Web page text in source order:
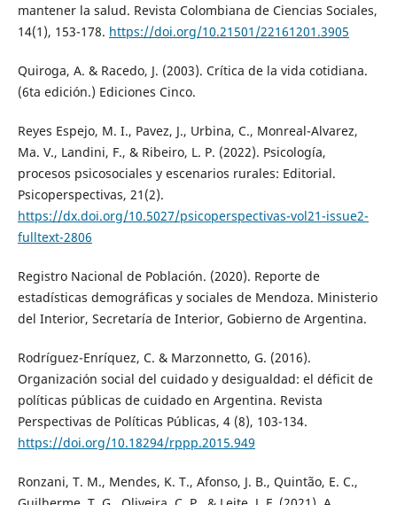
mantener la salud. Revista Colombiana de Ciencias Sociales,
14(1), 153-178. https://doi.org/10.21501/22161201.3905
Quiroga, A. & Racedo, J. (2003). Crítica de la vida cotidiana.
(6ta edición.) Ediciones Cinco.
Reyes Espejo, M. I., Pavez, J., Urbina, C., Monreal-Alvarez,
Ma. V., Landini, F., & Ribeiro, L. P. (2022). Psicología,
procesos psicosociales y escenarios rurales: Editorial.
Psicoperspectivas, 21(2).
https://dx.doi.org/10.5027/psicoperspectivas-vol21-issue2-
fulltext-2806
Registro Nacional de Población. (2020). Reporte de
estadísticas demográficas y sociales de Mendoza. Ministerio
del Interior, Secretaría de Interior, Gobierno de Argentina.
Rodríguez-Enríquez, C. & Marzonnetto, G. (2016).
Organización social del cuidado y desigualdad: el déficit de
políticas públicas de cuidado en Argentina. Revista
Perspectivas de Políticas Públicas, 4 (8), 103-134.
https://doi.org/10.18294/rppp.2015.949
Ronzani, T. M., Mendes, K. T., Afonso, J. B., Quintão, E. C.,